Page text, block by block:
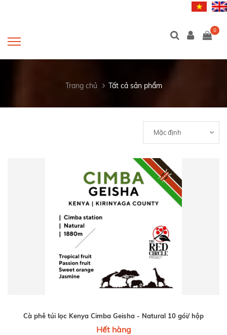
0
Trang chủ Tất cả sản phẩm
Cà phê túi lọc Kenya Cimba Geisha - Natural 10 gói/ hộp
Hết hàng